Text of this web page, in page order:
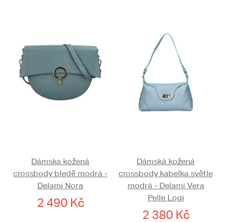
Dámska kožená
crossbody bledě modrá -
Delami Nora
2 490 Kč
Dámská kožená
crossbody kabelka světle
modrá - Delami Vera
Pelle Logi
2 380 Kč